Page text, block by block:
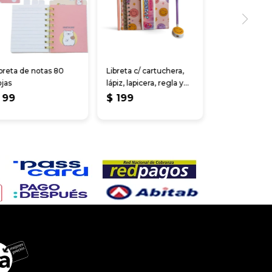
de notas 80
99
Libreta c/ cartuchera,
lápiz, lapicera, regla y
sacapuntas
$ 199